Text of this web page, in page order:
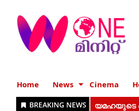
Home News Cinema